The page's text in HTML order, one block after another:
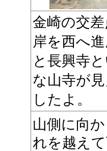
金崎の交
岸を西へ
と長興寺
な山寺が
したよ。
山側に向
れを越え